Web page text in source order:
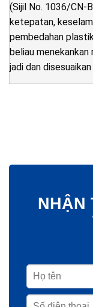
(Sijil No. 1036/CN-
ketepatan,
pembedahan
beliau
jadi dan
NHẬN